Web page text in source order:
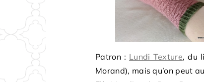
Patron : Lundi Texture, du
Morand), mais qu’on peut